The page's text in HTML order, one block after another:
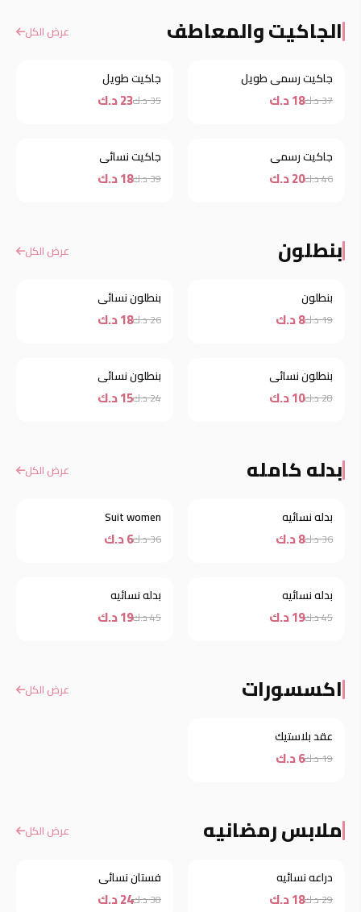
الجاكيت والمعاطف عرض الكل
خصم
جاكيت رسمي طويل
37 د.ك 18 د.ك
خصم
جاكيت طويل
35 د.ك 23 د.ك
خصم
جاكيت رسمي
46 د.ك 20 د.ك
خصم
جاكيت نسائي
39 د.ك 18 د.ك
بنطلون عرض الكل
خصم
بنطلون
19 د.ك 8 د.ك
خصم
بنطلون نسائي
26 د.ك 18 د.ك
خصم
بنطلون نسائي
28 د.ك 10 د.ك
خصم
بنطلون نسائي
24 د.ك 15 د.ك
بدله كامله عرض الكل
خصم
بدله نسائيه
36 د.ك 8 د.ك
خصم
Suit women
36 د.ك 6 د.ك
خصم
بدله نسائيه
45 د.ك 19 د.ك
خصم
بدله نسائيه
45 د.ك 19 د.ك
اكسسورات عرض الكل
خصم
عقد بلاستيك
19 د.ك 6 د.ك
ملابس رمضانيه عرض الكل
خصم
دراعه نسائيه
29 د.ك 18 د.ك
خصم
فستان نسائي
38 د.ك 24 د.ك